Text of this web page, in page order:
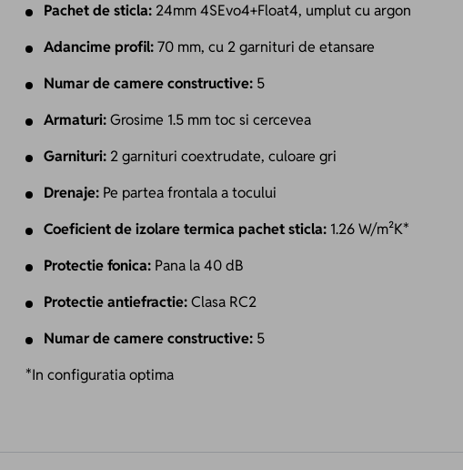
Pachet de sticla: 24mm 4SEvo4+Float4, umplut cu argon
Adancime profil:70 mm, cu 2 garnituri de etansare
Numar de camere constructive: 5
Armaturi:Grosime 1.5 mm toc si cercevea
Garnituri: 2 garnituri coextrudate, culoare gri
Drenaje: Pe partea frontala a tocului
Coeficient de izolare termica pachet sticla: 1.26 W/m²K*
Protectie fonica: Pana la 40 dB
Protectie antiefractie:Clasa RC2
Numarde camere constructive: 5
*In configuratia optima